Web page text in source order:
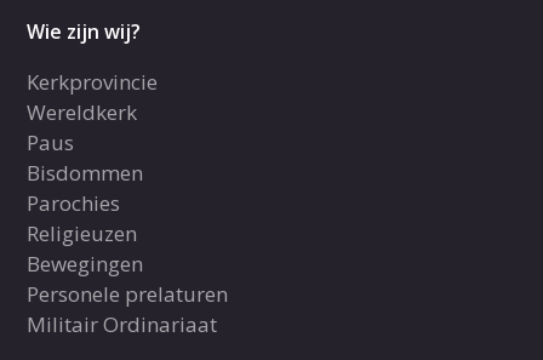
Wie zijn wij?
Kerkprovincie
Wereldkerk
Paus
Bisdommen
Parochies
Religieuzen
Bewegingen
Personele prelaturen
Militair Ordinariaat